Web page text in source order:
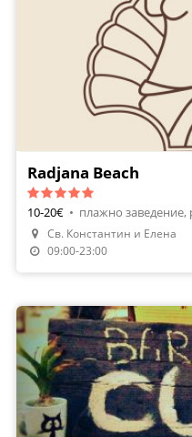
Radjana Beach
10-20€ • плажно
Св. Константин и Елена
09:00-23:00